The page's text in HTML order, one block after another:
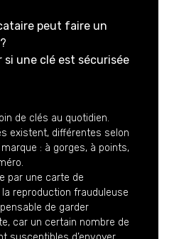
peut faire un
si une clé est sécurisée
de clés au quotidien.
existent, différentes selon
: à gorges, à points,
par une carte de
la reproduction frauduleuse
de garder
car un certain nombre de